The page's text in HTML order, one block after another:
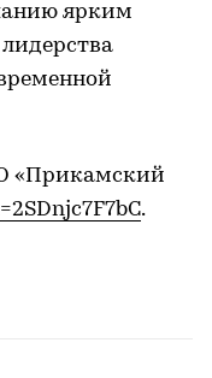
ярким
«Прикамский
.